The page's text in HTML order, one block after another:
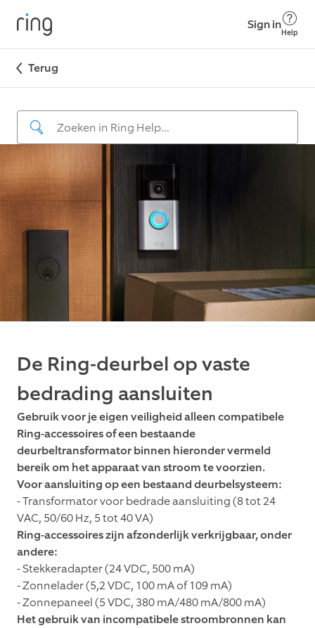
Sign in
Help
Terug
De Ring-deurbel op vaste
bedrading aansluiten
Gebruik voor je eigen veiligheid alleen compatibele
Ring-accessoires of een bestaande
deurbeltransformator binnen hieronder vermeld
bereik om het apparaat van stroom te voorzien.
Voor aansluiting op een bestaand deurbelsysteem:
- Transformator voor bedrade aansluiting (8 tot 24
VAC, 50/60 Hz, 5 tot 40 VA)
Ring-accessoires zijn afzonderlijk verkrijgbaar, onder
andere:
- Stekkeradapter (24 VDC, 500 mA)
- Zonnelader (5,2 VDC, 100 mA of 109 mA)
- Zonnepaneel (5 VDC, 380 mA/480 mA/800 mA)
Het gebruik van incompatibele stroombronnen kan